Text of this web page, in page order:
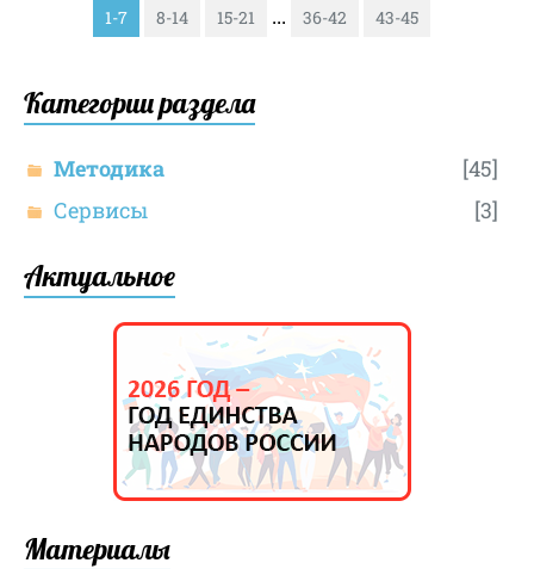
1-7 8-14 15-21 ... 36-42 43-45
Категории раздела
Методика
[45]
Сервисы
[3]
Актуальное
Материалы